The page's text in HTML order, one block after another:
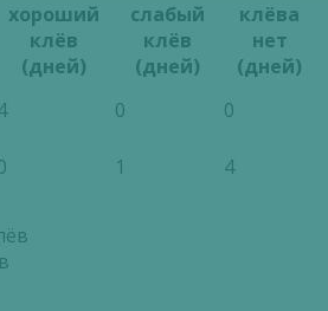
хороший
клёв
(дней)
слабый
клёв
(дней)
клёва
нет
(дней)
0
0
1
4